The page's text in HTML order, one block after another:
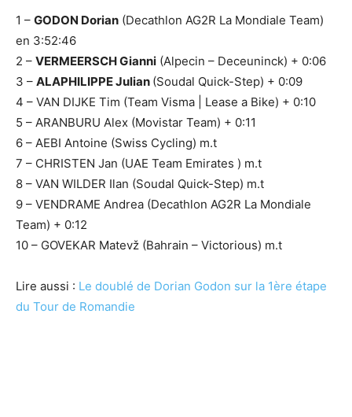
1 – GODON Dorian (Decathlon AG2R La Mondiale Team)
en 3:52:46
2 – VERMEERSCH Gianni (Alpecin – Deceuninck) + 0:06
3 – ALAPHILIPPE Julian (Soudal Quick-Step) + 0:09
4 – VAN DIJKE Tim (Team Visma | Lease a Bike) + 0:10
5 – ARANBURU Alex (Movistar Team) + 0:11
6 – AEBI Antoine (Swiss Cycling) m.t
7 – CHRISTEN Jan (UAE Team Emirates ) m.t
8 – VAN WILDER Ilan (Soudal Quick-Step) m.t
9 – VENDRAME Andrea (Decathlon AG2R La Mondiale
Team) + 0:12
10 – GOVEKAR Matevž (Bahrain – Victorious) m.t
Lire aussi : Le doublé de Dorian Godon sur la 1ère étape
du Tour de Romandie